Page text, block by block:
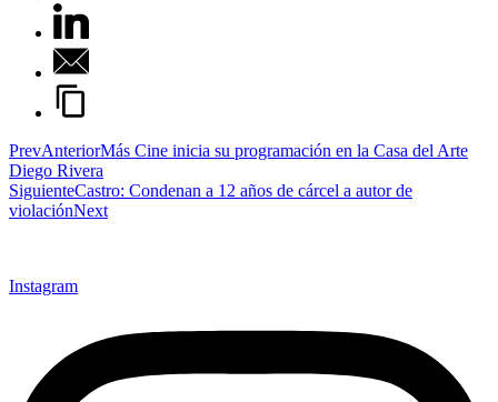
PrevAnteriorMás Cine inicia su programación en la Casa del Arte
Diego Rivera
SiguienteCastro: Condenan a 12 años de cárcel a autor de
violaciónNext
Instagram